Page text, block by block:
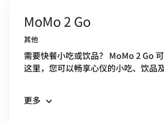
MoMo 2 Go
其他
需要快餐小吃或饮品？ MoMo 2 Go
这里，您可以畅享心仪的小吃、饮品
更多